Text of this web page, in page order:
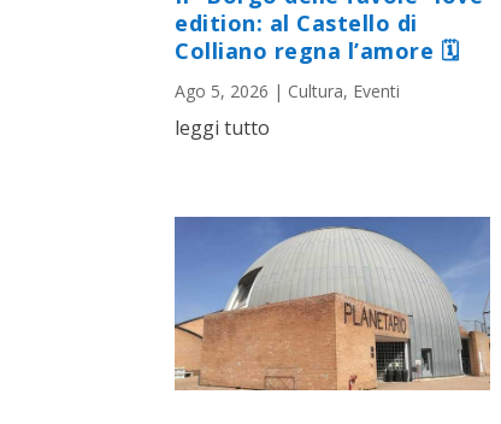
edition: al Castello di
Colliano regna l’amore 🗓
Ago 5, 2026 | Cultura, Eventi
leggi tutto